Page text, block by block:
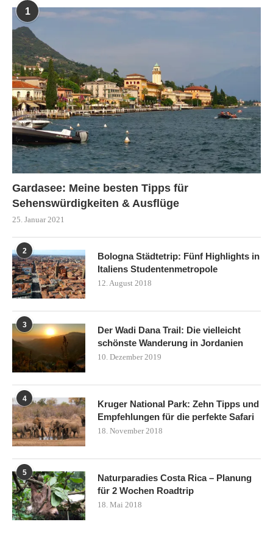
1
Gardasee: Meine besten Tipps für
Sehenswürdigkeiten & Ausflüge
25. Januar 2021
2
Bologna Städtetrip: Fünf Highlights in
Italiens Studentenmetropole
12. August 2018
3
Der Wadi Dana Trail: Die vielleicht
schönste Wanderung in Jordanien
10. Dezember 2019
4
Kruger National Park: Zehn Tipps und
Empfehlungen für die perfekte Safari
18. November 2018
5
Naturparadies Costa Rica – Planung
für 2 Wochen Roadtrip
18. Mai 2018